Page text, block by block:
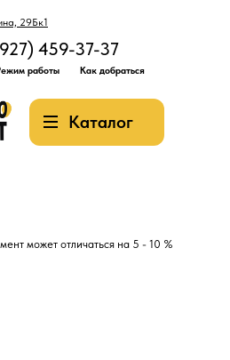
29Бк1
Каталог
459-37-37
работы Как добраться
может отличаться на 5 - 10 %